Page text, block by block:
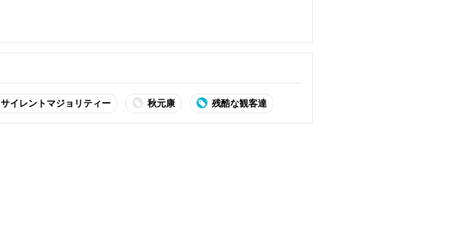
サイレントマジョリティー 秋元康 残酷な観客達